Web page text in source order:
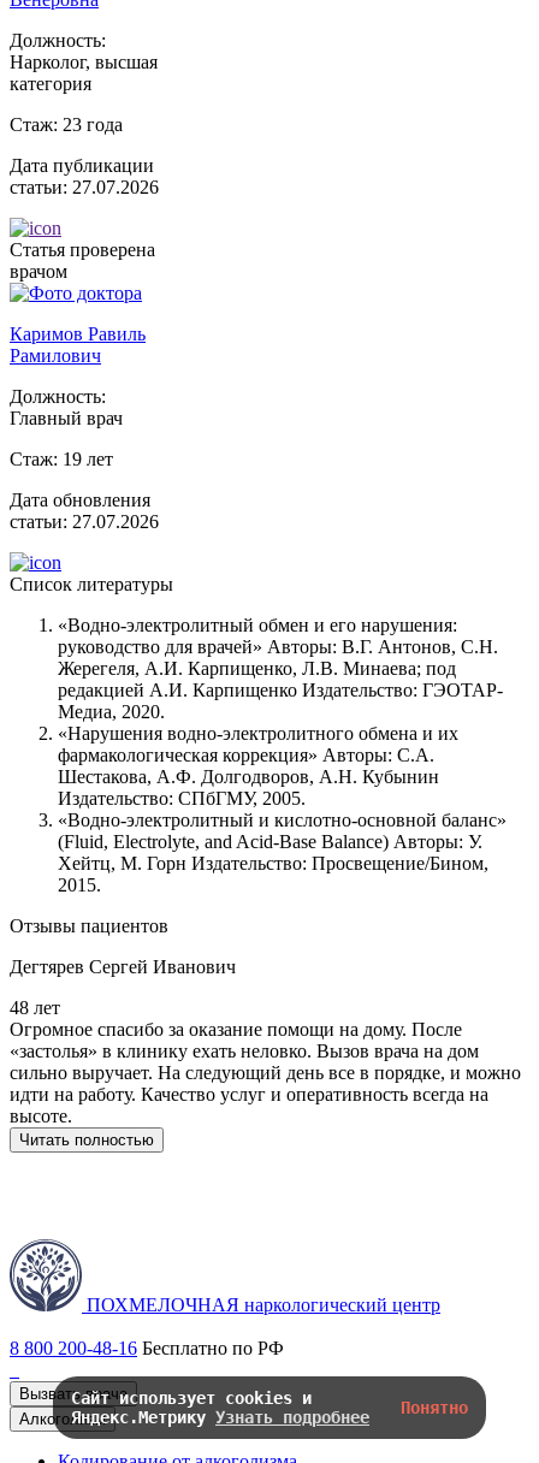
Должность:
Нарколог, высшая
категория
Стаж: 23 года
Дата публикации
статьи: 27.07.2026
Статья проверена
врачом
Каримов Равиль
Рамилович
Должность:
Главный врач
Стаж: 19 лет
Дата обновления
статьи: 27.07.2026
Список литературы
«Водно-электролитный обмен и его нарушения:
руководство для врачей» Авторы: В.Г. Антонов, С.Н.
Жерегеля, А.И. Карпищенко, Л.В. Минаева; под
редакцией А.И. Карпищенко Издательство: ГЭОТАР-
Медиа, 2020.
«Нарушения водно-электролитного обмена и их
фармакологическая коррекция» Авторы: С.А.
Шестакова, А.Ф. Долгодворов, А.Н. Кубынин
Издательство: СПбГМУ, 2005.
«Водно-электролитный и кислотно-основной баланс»
(Fluid, Electrolyte, and Acid-Base Balance) Авторы: У.
Хейтц, М. Горн Издательство: Просвещение/Бином,
2015.
Отзывы пациентов
Дегтярев Сергей Иванович
48 лет
Огромное спасибо за оказание помощи на дому. После
«застолья» в клинику ехать неловко. Вызов врача на дом
сильно выручает. На следующий день все в порядке, и можно
идти на работу. Качество услуг и оперативность всегда на
высоте.
Читать полностью
ПОХМЕЛОЧНАЯ наркологический центр
8 800 200-48-16 Бесплатно по РФ
Вызвать врача
Алкоголизм
Сайт использует cookies и
Яндекс.Метрику Узнать подробнее Понятно